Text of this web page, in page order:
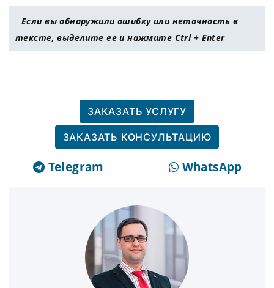
Если вы обнаружили ошибку или неточность в
тексте, выделите ее и нажмите Ctrl + Enter
ЗАКАЗАТЬ УСЛУГУ
ЗАКАЗАТЬ КОНСУЛЬТАЦИЮ
Telegram WhatsApp